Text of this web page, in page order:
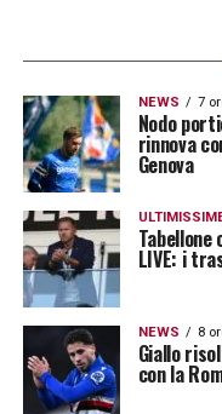
NEWS 7
Nodo
rinnova
Genova
LIVE: i
NEWS 8
Giallo
con la